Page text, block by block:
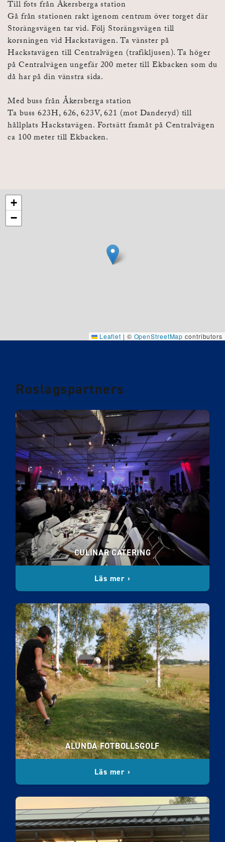
Till fots från Åkersberga station
Gå från stationen rakt igenom centrum över torget där
Storängsvägen tar vid. Följ Storängsvägen till
korsningen vid Hackstavägen. Ta vänster på
Hackstavägen till Centralvägen (trafikljusen). Ta höger
på Centralvägen ungefär 200 meter till Ekbacken som du
då har på din vänstra sida.
Med buss från Åkersberga station
Ta buss 623H, 626, 623V, 621 (mot Danderyd) till
hållplats Hackstavägen. Fortsätt framåt på Centralvägen
ca 100 meter till Ekbacken.
+
−
Leaflet | © OpenStreetMap contributors
Roslagspartners
CULINAR CATERING
Läs mer ›
ALUNDA FOTBOLLSGOLF
Läs mer ›